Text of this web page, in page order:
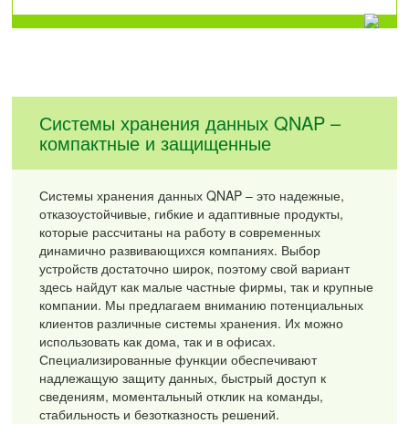
Системы хранения данных QNAP –
компактные и защищенные
Системы хранения данных QNAP – это надежные,
отказоустойчивые, гибкие и адаптивные продукты,
которые рассчитаны на работу в современных
динамично развивающихся компаниях. Выбор
устройств достаточно широк, поэтому свой вариант
здесь найдут как малые частные фирмы, так и крупные
компании. Мы предлагаем вниманию потенциальных
клиентов различные системы хранения. Их можно
использовать как дома, так и в офисах.
Специализированные функции обеспечивают
надлежащую защиту данных, быстрый доступ к
сведениям, моментальный отклик на команды,
стабильность и безотказность решений.